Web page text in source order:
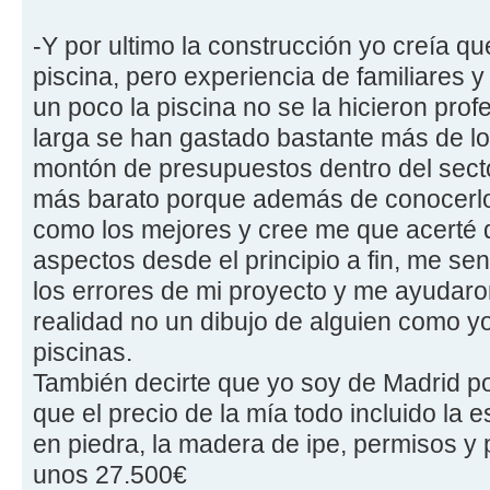
-Y por ultimo la construcción yo creía
piscina, pero experiencia de familiares
un poco la piscina no se la hicieron
larga se han gastado bastante más de
montón de presupuestos dentro del
más barato porque además de
como los mejores y cree me que acerté
aspectos desde el principio a fin, me
los errores de mi proyecto y me
realidad no un dibujo de alguien como
piscinas.
También decirte que yo soy de Madrid
que el precio de la mía todo incluido la
en piedra, la madera de ipe, permisos y
unos 27.500€